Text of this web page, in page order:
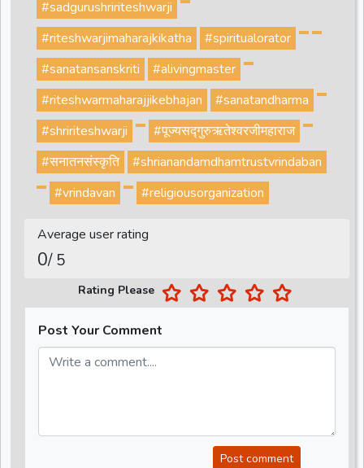
#sadgurushririteshwarji
#riteshwarjimaharajkikatha
#spiritualorator
#sanatansanskriti
#alivingmaster
#riteshwarmaharajjikebhajan
#sanatandharma
#shririteshwarji
#पूज्यसद्गुरुऋतेश्वरजीमहाराज
#सनातनसंस्कृति
#shrianandamdhamtrustvrindaban
#vrindavan
#religiousorganization
Average user rating
0/ 5
Rating Please
Post Your Comment
Post comment